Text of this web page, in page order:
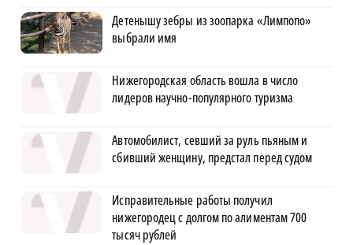
Детенышу зебры из зоопарка «Лимпопо»
выбрали имя
Нижегородская область вошла в число
лидеров научно-популярного туризма
Автомобилист, севший за руль пьяным и
сбивший женщину, предстал перед судом
Исправительные работы получил
нижегородец с долгом по алиментам 700
тысяч рублей